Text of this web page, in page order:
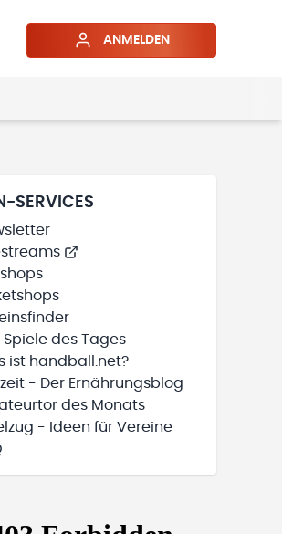
ANMELDEN
GELADEN
SERVICES
Spiele des Tages
ist handball.net?
- Der Ernährungsblog
des Monats
- Ideen für Vereine